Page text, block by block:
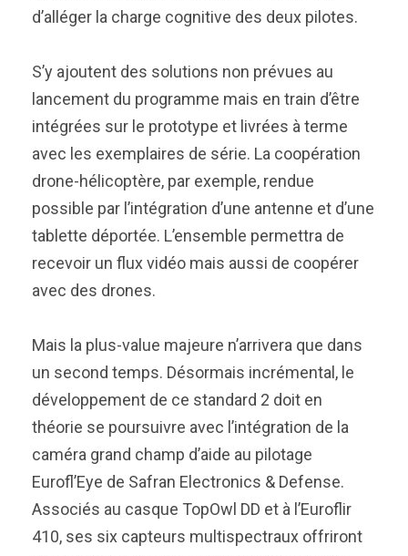
d’alléger la charge cognitive des deux pilotes.
S’y ajoutent des solutions non prévues au
lancement du programme mais en train d’être
intégrées sur le prototype et livrées à terme
avec les exemplaires de série. La coopération
drone-hélicoptère, par exemple, rendue
possible par l’intégration d’une antenne et d’une
tablette déportée. L’ensemble permettra de
recevoir un flux vidéo mais aussi de coopérer
avec des drones.
Mais la plus-value majeure n’arrivera que dans
un second temps. Désormais incrémental, le
développement de ce standard 2 doit en
théorie se poursuivre avec l’intégration de la
caméra grand champ d’aide au pilotage
Eurofl’Eye de Safran Electronics & Defense.
Associés au casque TopOwl DD et à l’Euroflir
410, ses six capteurs multispectraux offriront